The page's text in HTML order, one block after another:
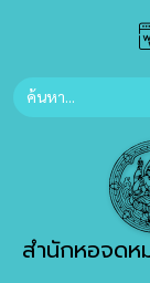
สำนักหอจดห